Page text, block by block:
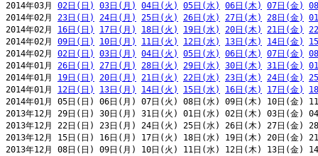
2014年03月 02日(日) 03日(月) 04日(火) 05日(水) 06日(木) 07日(金)
2014年02月 23日(日) 24日(月) 25日(火) 26日(水) 27日(木) 28日(金)
2014年02月 16日(日) 17日(月) 18日(火) 19日(水) 20日(木) 21日(金)
2014年02月 09日(日) 10日(月) 11日(火) 12日(水) 13日(木) 14日(金)
2014年02月 02日(日) 03日(月) 04日(火) 05日(水) 06日(木) 07日(金)
2014年01月 26日(日) 27日(月) 28日(火) 29日(水) 30日(木) 31日(金)
2014年01月 19日(日) 20日(月) 21日(火) 22日(水) 23日(木) 24日(金)
2014年01月 12日(日) 13日(月) 14日(火) 15日(水) 16日(木) 17日(金)
2014年01月 05日(日) 06日(月) 07日(火) 08日(水) 09日(木) 10日(金)
2013年12月 29日(日) 30日(月) 31日(火) 01日(水) 02日(木) 03日(金)
2013年12月 22日(日) 23日(月) 24日(火) 25日(水) 26日(木) 27日(金)
2013年12月 15日(日) 16日(月) 17日(火) 18日(水) 19日(木) 20日(金)
2013年12月 08日(日) 09日(月) 10日(火) 11日(水) 12日(木) 13日(金)